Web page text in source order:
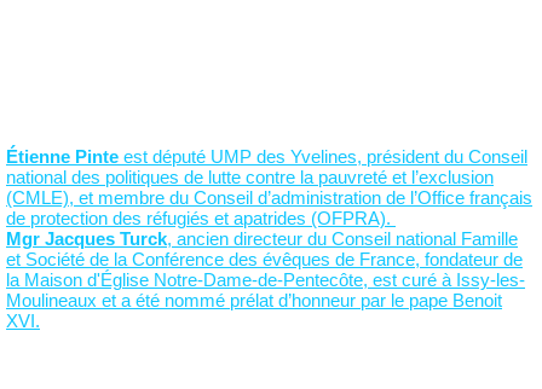
Étienne Pinte est député UMP des Yvelines, président du Conseil
national des politiques de lutte contre la pauvreté et l’exclusion
(CMLE), et membre du Conseil d’administration de l’Office français
de protection des réfugiés et apatrides (OFPRA).
Mgr Jacques Turck, ancien directeur du Conseil national Famille
et Société de la Conférence des évêques de France, fondateur de
la Maison d'Église Notre-Dame-de-Pentecôte, est curé à Issy-les-
Moulineaux et a été nommé prélat d’honneur par le pape Benoit
XVI.